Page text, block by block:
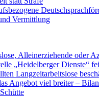
Vermittlung
Alleinerziehende oder
„Heidelberger Dienste“
Langzeitarbeitslose
Angebot viel breiter –